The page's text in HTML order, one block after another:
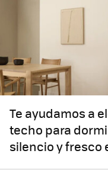
Te ayudamos a
techo para
silencio y fresco